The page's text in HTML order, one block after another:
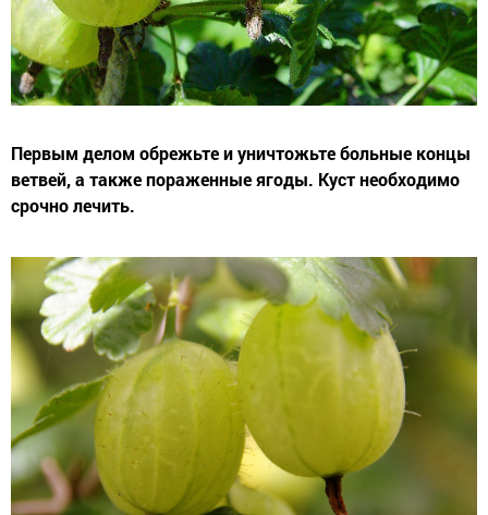
Первым делом обрежьте и уничтожьте больные концы
ветвей, а также пораженные ягоды. Куст необходимо
срочно лечить.